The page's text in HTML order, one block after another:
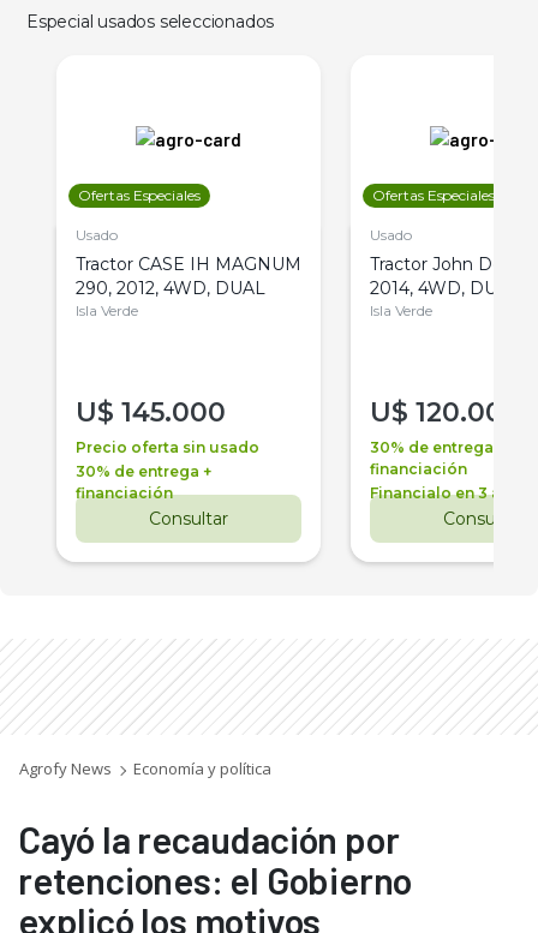
Especial usados seleccionados
Ofertas Especiales
Usado
Tractor CASE IH MAGNUM
290, 2012, 4WD, DUAL
Isla Verde
U$ 145.000
Precio oferta sin usado
30% de entrega +
financiación
Consultar
Ofertas Especiales
Usado
Tractor John Deere
2014, 4WD, DUAL
Isla Verde
U$ 120.000
30% de entrega +
financiación
Financialo en 3 años
Consultar
Agrofy News Economía y política
Cayó la recaudación por
retenciones: el Gobierno
explicó los motivos